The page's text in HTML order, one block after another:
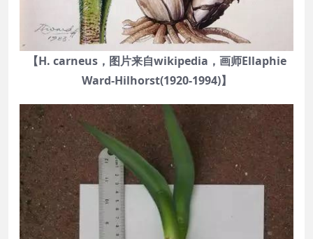
【H. carneus，图片来自wikipedia，画师Ellaphie
Ward-Hilhorst(1920-1994)】